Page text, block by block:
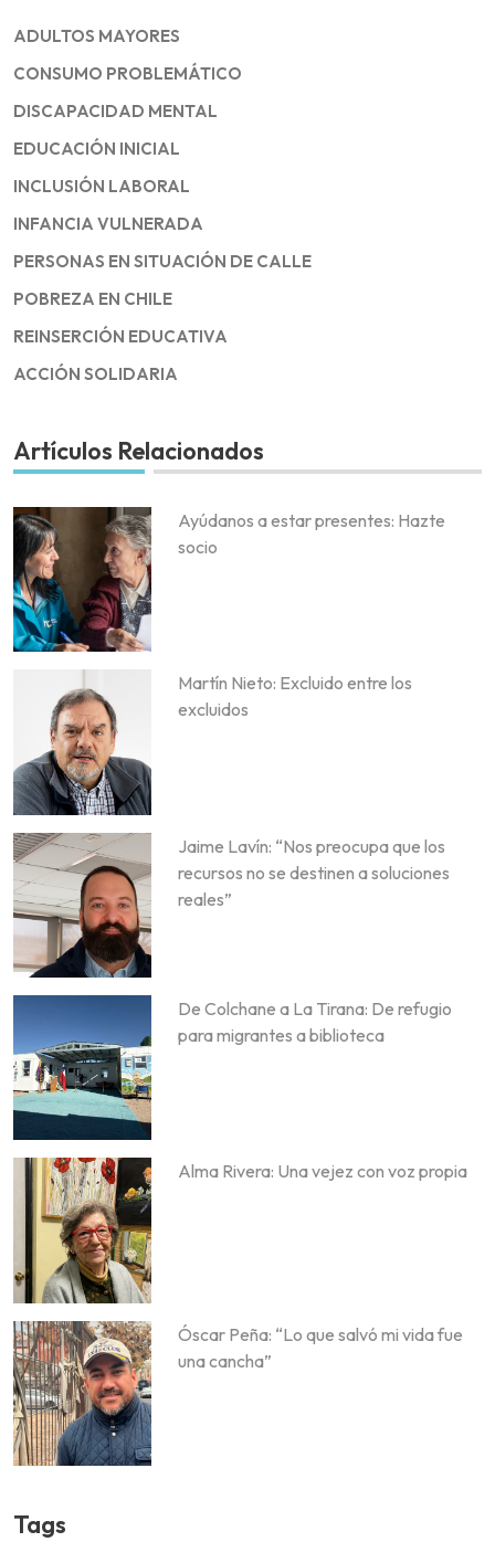
ADULTOS MAYORES
CONSUMO PROBLEMÁTICO
DISCAPACIDAD MENTAL
EDUCACIÓN INICIAL
INCLUSIÓN LABORAL
INFANCIA VULNERADA
PERSONAS EN SITUACIÓN DE CALLE
POBREZA EN CHILE
REINSERCIÓN EDUCATIVA
ACCIÓN SOLIDARIA
Artículos Relacionados
Ayúdanos a estar presentes: Hazte
socio
Martín Nieto: Excluido entre los
excluidos
Jaime Lavín: “Nos preocupa que los
recursos no se destinen a soluciones
reales”
De Colchane a La Tirana: De refugio
para migrantes a biblioteca
Alma Rivera: Una vejez con voz propia
Óscar Peña: “Lo que salvó mi vida fue
una cancha”
Tags